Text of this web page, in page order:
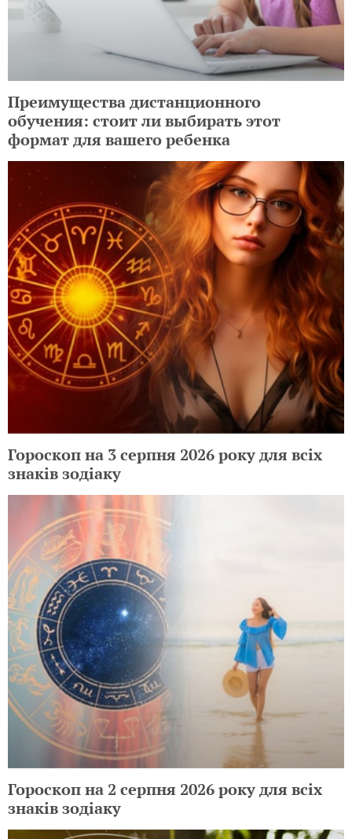
Преимущества дистанционного
обучения: стоит ли выбирать этот
формат для вашего ребенка
Гороскоп на 3 серпня 2026 року для всіх
знаків зодіаку
Гороскоп на 2 серпня 2026 року для всіх
знаків зодіаку